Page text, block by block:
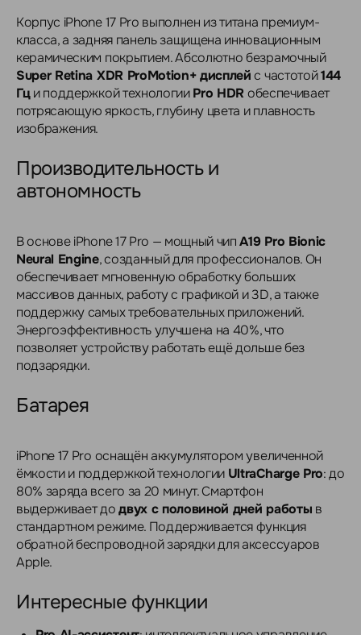
Корпус iPhone 17 Pro выполнен из титана премиум-
класса, а задняя панель защищена инновационным
керамическим покрытием. Абсолютно безрамочный
Super Retina XDR ProMotion+ дисплейс частотой144
Гци поддержкой технологииPro HDR обеспечивает
потрясающую яркость, глубину цвета и плавность
изображения.
Производительность и
автономность
В основе iPhone 17 Pro — мощный чипA19 Pro Bionic
Neural Engine, созданный для профессионалов. Он
обеспечивает мгновенную обработку больших
массивов данных, работу с графикой и 3D, а также
поддержку самых требовательных приложений.
Энергоэффективность улучшена на 40%, что
позволяет устройству работать ещё дольше без
подзарядки.
Батарея
iPhone 17 Pro оснащён аккумулятором увеличенной
ёмкости и поддержкой технологии UltraCharge Pro: до
80% заряда всего за 20 минут. Смартфон
выдерживает додвух с половиной дней работы в
стандартном режиме. Поддерживается функция
обратной беспроводной зарядки для аксессуаров
Apple.
Интересные функции